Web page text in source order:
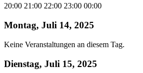
20:00 21:00 22:00 23:00 00:00
Montag, Juli 14, 2025
Keine Veranstaltungen an diesem Tag.
Dienstag, Juli 15, 2025